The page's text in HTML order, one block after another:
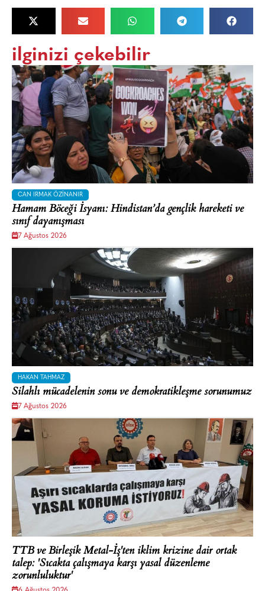
ilginizi çekebilir
CAN IRMAK ÖZINANIR
Hamam Böceği İsyanı: Hindistan’da gençlik hareketi ve
sınıf dayanışması
7 Ağustos 2026
HAKAN TAHMAZ
Silahlı mücadelenin sonu ve demokratikleşme sorunumuz
7 Ağustos 2026
TTB ve Birleşik Metal-İş'ten iklim krizine dair ortak
talep: 'Sıcakta çalışmaya karşı yasal düzenleme
zorunluluktur'